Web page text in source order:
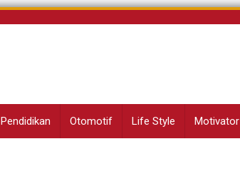
Pendidikan Otomotif Life Style Motivator